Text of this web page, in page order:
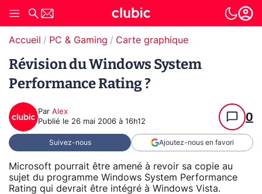
Accueil PC & Gaming Carte graphique
Révision du Windows System
Performance Rating ?
Par Alex
Publié le 26 mai 2006 à 16h12 0
Suivez-nous Ajoutez-nous en favori
Microsoft pourrait être amené à revoir sa copie au
sujet du programme Windows System Performance
Rating qui devrait être intégré à Windows Vista.